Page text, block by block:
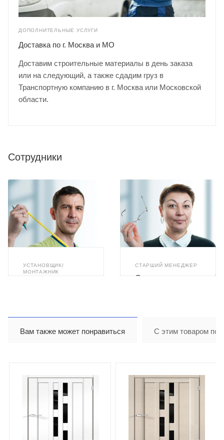
ДОПОЛНИТЕЛЬНЫЕ УСЛУГИ
Доставка по г. Москва и МО
Доставим строительные материалы в день заказа
или на следующий, а также сдадим груз в
Транспортную компанию в г. Москва или Московской
области.
Сотрудники
УСТАНОВЩИК/
МОНТАЖНИК
СТАРШИЙ МЕНЕДЖЕР
Светлана
Вам также может понравиться С этим товаром